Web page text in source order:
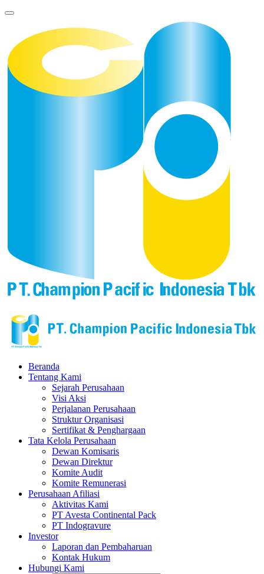
Beranda
Tentang Kami
Sejarah Perusahaan
Visi Aksi
Perjalanan Perusahaan
Struktur Organisasi
Sertifikat & Penghargaan
Tata Kelola Perusahaan
Dewan Komisaris
Dewan Direktur
Komite Audit
Komite Remunerasi
Perusahaan Afiliasi
Aktivitas Kami
PT Avesta Continental Pack
PT Indogravure
Investor
Laporan dan Pembaharuan
Kontak Hukum
Hubungi Kami